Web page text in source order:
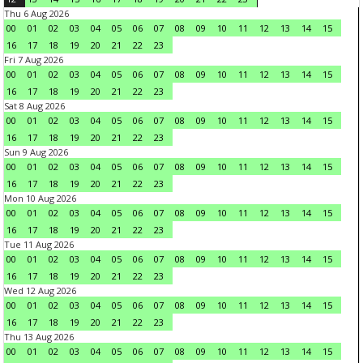
Thu 6 Aug 2026
00
01 02 03 04 05 06 07 08 09 10 11 12 13 14
15
16
17 18 19 20 21 22
23
Fri 7 Aug 2026
00
01 02 03 04 05 06 07 08 09 10 11 12 13 14
15
16
17 18 19 20 21 22
23
Sat 8 Aug 2026
00
01 02 03 04 05 06 07 08 09 10 11 12 13 14
15
16
17 18 19 20 21 22
23
Sun 9 Aug 2026
00
01 02 03 04 05 06 07 08 09 10 11 12 13 14
15
16
17 18 19 20 21 22
23
Mon 10 Aug 2026
00
01 02 03 04 05 06 07 08 09 10 11 12 13 14
15
16
17 18 19 20 21 22
23
Tue 11 Aug 2026
00
01 02 03 04 05 06 07 08 09 10 11 12 13 14
15
16
17 18 19 20 21 22
23
Wed 12 Aug 2026
00
01 02 03 04 05 06 07 08 09 10 11 12 13 14
15
16
17 18 19 20 21 22
23
Thu 13 Aug 2026
00
01 02 03 04 05 06 07 08 09 10 11 12 13 14
15